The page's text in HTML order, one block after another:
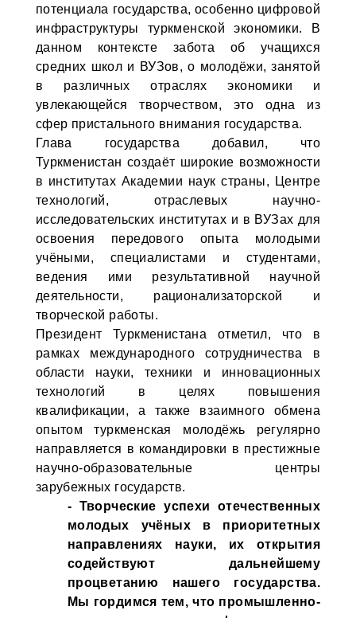
потенциала государства, особенно цифровой
инфраструктуры туркменской экономики. В
данном контексте забота об учащихся
средних школ и ВУЗов, о молодёжи, занятой
в различных отраслях экономики и
увлекающейся творчеством, это одна из
сфер пристального внимания государства.
Глава государства добавил, что
Туркменистан создаёт широкие возможности
в институтах Академии наук страны, Центре
технологий, отраслевых научно-
исследовательских институтах и в ВУЗах для
освоения передового опыта молодыми
учёными, специалистами и студентами,
ведения ими результативной научной
деятельности, рационализаторской и
творческой работы.
Президент Туркменистана отметил, что в
рамках международного сотрудничества в
области науки, техники и инновационных
технологий в целях повышения
квалификации, а также взаимного обмена
опытом туркменская молодёжь регулярно
направляется в командировки в престижные
научно-образовательные центры
зарубежных государств.
- Творческие успехи отечественных
молодых учёных в приоритетных
направлениях науки, их открытия
содействуют дальнейшему
процветанию нашего государства.
Мы гордимся тем, что промышленно-